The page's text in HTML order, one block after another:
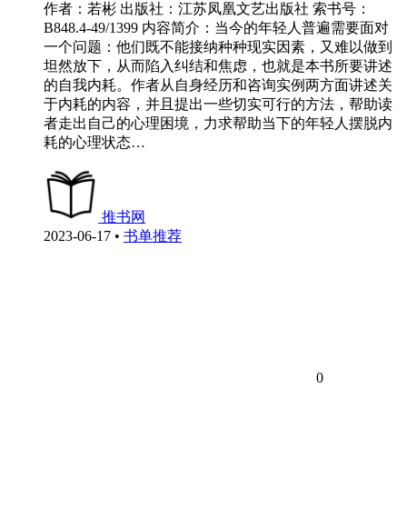
作者：若彬 出版社：江苏凤凰文艺出版社 索书号：
B848.4-49/1399 内容简介：当今的年轻人普遍需要面对
一个问题：他们既不能接纳种种现实因素，又难以做到
坦然放下，从而陷入纠结和焦虑，也就是本书所要讲述
的自我内耗。作者从自身经历和咨询实例两方面讲述关
于内耗的内容，并且提出一些切实可行的方法，帮助读
者走出自己的心理困境，力求帮助当下的年轻人摆脱内
耗的心理状态…
推书网
2023-06-17 • 书单推荐
0